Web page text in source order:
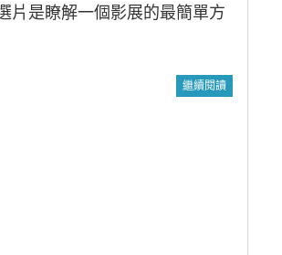
片是瞭解一個影展的最簡單方
繼續閱讀